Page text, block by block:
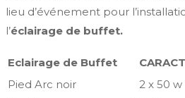
lieu d’événement pour
l’éclairage de buffet.
Eclairage de Buffet
Pied Arc noir
2 x 50 w